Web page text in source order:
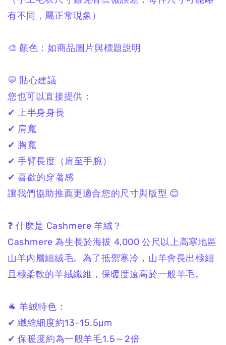
有不同，屬正常現象）
🎨 顏色：如商品圖片與標題說明
💬 貼心建議
您也可以直接提供：
✔ 上半身身長
✔ 肩寬
✔ 胸寬
✔ 手臂長度（肩至手腕）
✔ 喜歡的穿著感
讓我們協助推薦更適合您的尺寸與版型 😊
❓ 什麼是 Cashmere 羊絨？
Cashmere 為生長於海拔 4,000 公尺以上高寒地區
山羊內層細絨毛。為了抵禦寒冷，山羊會長出極細
且極柔軟的羊絨纖維，保暖度遠高於一般羊毛。
🐐 羊絨特色：
✔ 纖維細度約13–15.5μm
✔ 保暖度約為一般羊毛1.5～2倍